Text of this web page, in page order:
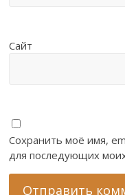
Сайт
Сохранить моё имя,
для последующих